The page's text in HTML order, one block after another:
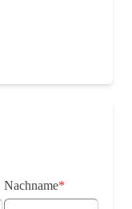
Nachname*